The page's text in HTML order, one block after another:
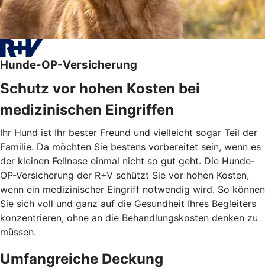
Hunde-OP-Versicherung
Schutz vor hohen Kosten bei
medizinischen Eingriffen
Ihr Hund ist Ihr bester Freund und vielleicht sogar Teil der
Familie. Da möchten Sie bestens vorbereitet sein, wenn es
der kleinen Fellnase einmal nicht so gut geht. Die Hunde-
OP-Versicherung der R+V schützt Sie vor hohen Kosten,
wenn ein medizinischer Eingriff notwendig wird. So können
Sie sich voll und ganz auf die Gesundheit Ihres Begleiters
konzentrieren, ohne an die Behandlungskosten denken zu
müssen.
Umfangreiche Deckung